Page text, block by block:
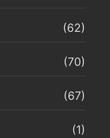
(62)
(70)
(67)
(1)